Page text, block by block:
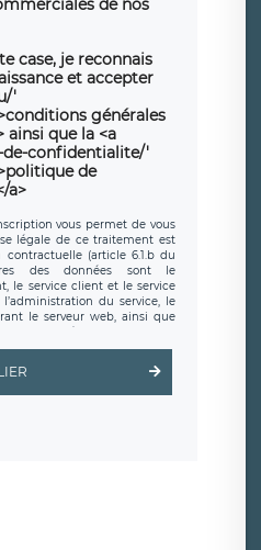
de nos
case, je reconnais
et accepter
'
générales
ainsi que la <a
de-confidentialite/'
de
a>
vous permet de vous
légale de ce traitement est
contractuelle (article 6.1.b du
des données sont le
le service client et le service
du service, le
le serveur web, ainsi que
autorisée. Le formulaire
sur un serveur hébergé par
clauses de
. Les données collectées
que l’Internaute en sollicite la